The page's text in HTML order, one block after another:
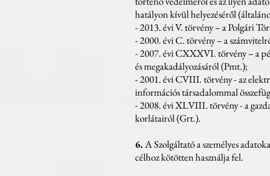
hatályon kívül helyezéséről
- 2013. évi V. törvény – a Polgári
- 2000. évi C. törvény – a
- 2007. évi CXXXVI. törvény – a
és megakadályozásáról (Pmt.);
- 2001. évi CVIII. törvény - az
információs társadalommal
- 2008. évi XLVIII. törvény - a
korlátairól (Grt.).
6.A Szolgáltató a személyes
célhoz kötötten használja fel.